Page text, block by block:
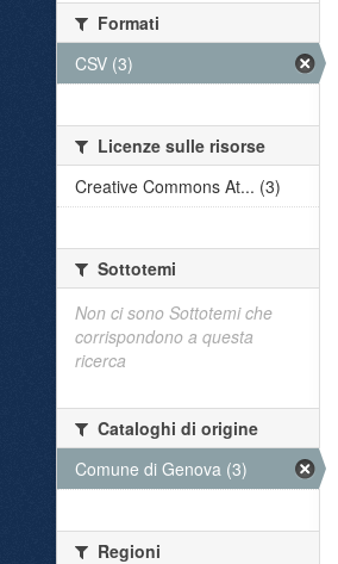
Formati
CSV (3)
Licenze sulle risorse
Creative Commons At... (3)
Sottotemi
Non ci sono Sottotemi che
corrispondono a questa
ricerca
Cataloghi di origine
Comune di Genova (3)
Regioni